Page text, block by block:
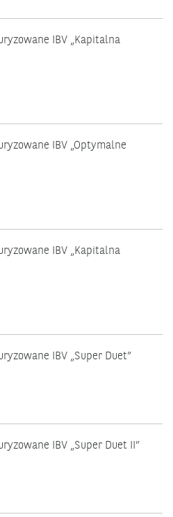
IBV „Kapitalna
IBV „Optymalne
IBV „Kapitalna
IBV „Super Duet”
IBV „Super Duet II”